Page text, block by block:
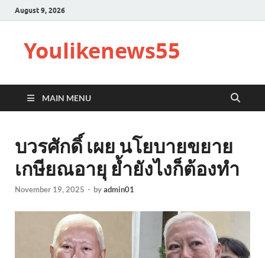
August 9, 2026
Youlikenews55
MAIN MENU
บวรศักดิ์ เผย นโยบายขยาย
เกษียณอายุ ย้ำยังไงก็ต้องทำ
November 19, 2025 - byadmin01